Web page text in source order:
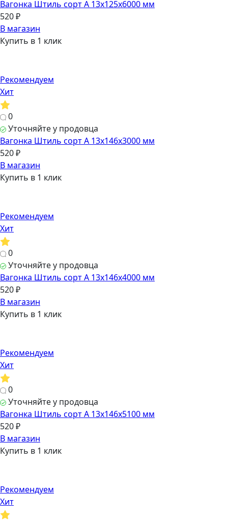
Вагонка Штиль сорт А 13х125х6000 мм
520 ₽
В магазин
Купить в 1 клик
Рекомендуем
Хит
0
Уточняйте у продовца
Вагонка Штиль сорт А 13х146х3000 мм
520 ₽
В магазин
Купить в 1 клик
Рекомендуем
Хит
0
Уточняйте у продовца
Вагонка Штиль сорт А 13х146х4000 мм
520 ₽
В магазин
Купить в 1 клик
Рекомендуем
Хит
0
Уточняйте у продовца
Вагонка Штиль сорт А 13х146х5100 мм
520 ₽
В магазин
Купить в 1 клик
Рекомендуем
Хит